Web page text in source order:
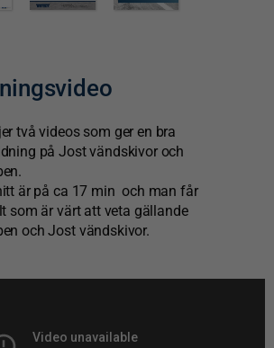
två videos som ger en bra
på Jost vändskivor och
är på ca 17 min och man får
som är värt att veta gällande
och Jost vändskivor.